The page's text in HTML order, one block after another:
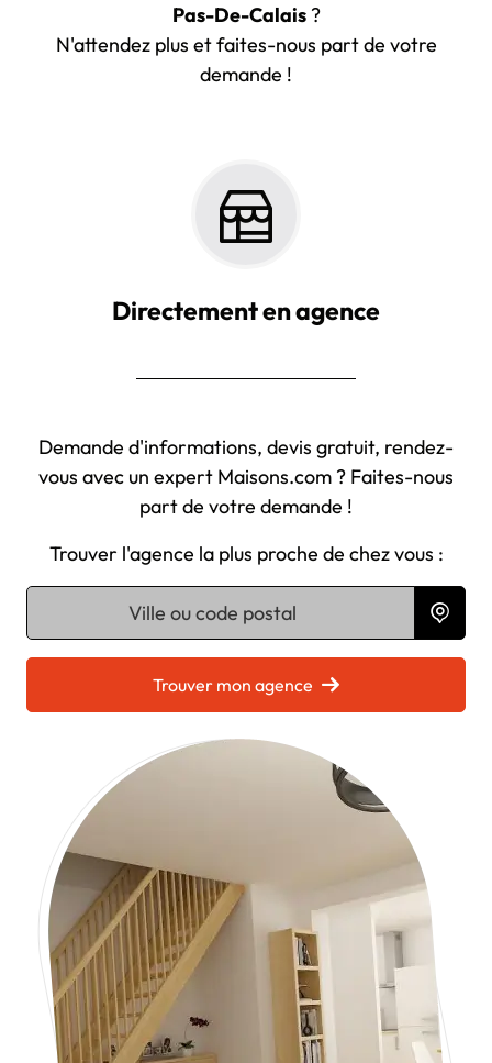
Pas-De-Calais?
N'attendez plus et faites-nous part de votre
demande !
Directement en agence
Demande d'informations, devis gratuit, rendez-
vous avec un expert Maisons.com ? Faites-nous
part de votre demande !
Trouver l'agence la plus proche de chez vous :
Chargement...
Trouver mon agence